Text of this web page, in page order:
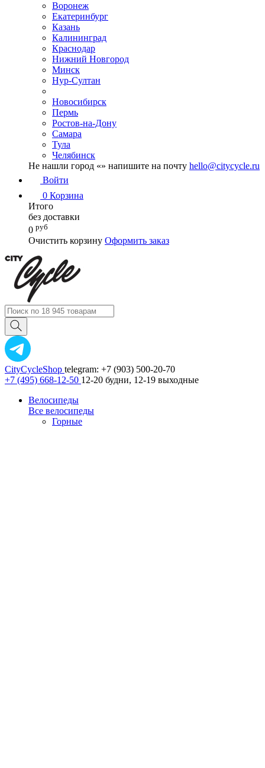
Воронеж
Екатеринбург
Казань
Калининград
Краснодар
Нижний Новгород
Минск
Нур-Султан
Новосибирск
Пермь
Ростов-на-Дону
Самара
Тула
Челябинск
Не нашли город «» напишите на почту hello@citycycle.ru
Войти
0 Корзина
Итого
без доставки
0 руб
Очистить корзину Оформить заказ
CityCycleShop telegram: +7 (903) 500-20-70
+7 (495) 668-12-50 12-20 будни, 12-19 выходные
Велосипеды
Все велосипеды
Горные